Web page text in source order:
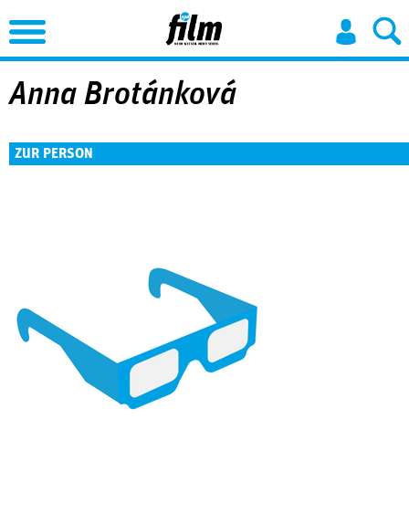
Jump to Navigation
Anna Brotánková
ZUR PERSON